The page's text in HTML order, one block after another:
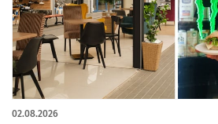
02.08.2026
artykuł z galerią zdjęć